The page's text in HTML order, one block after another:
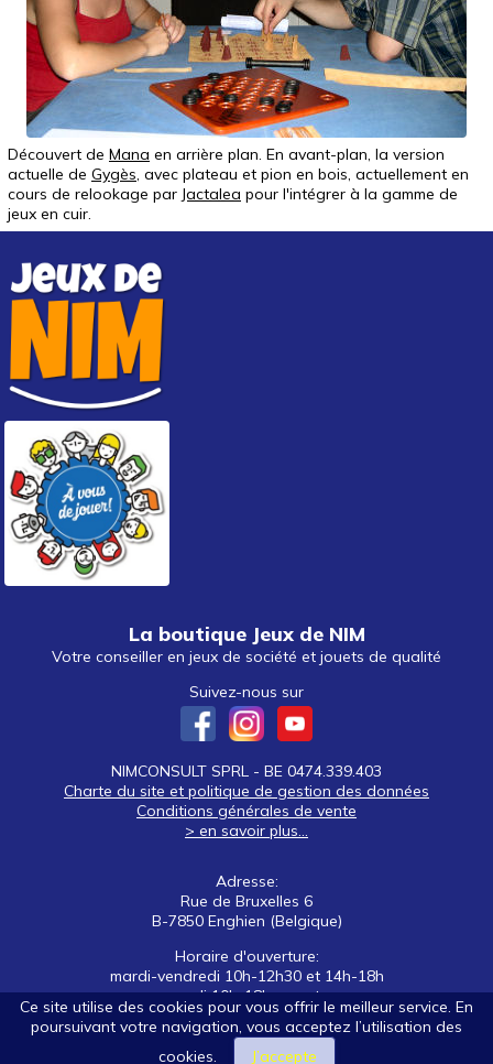
Découvert de Mana en arrière plan. En avant-plan, la version
actuelle de Gygès, avec plateau et pion en bois, actuellement en
cours de relookage par Jactalea pour l'intégrer à la gamme de
jeux en cuir.
La boutique Jeux de NIM
Votre conseiller en jeux de société et jouets de qualité
Suivez-nous sur
NIMCONSULT SPRL - BE 0474.339.403
Charte du site et politique de gestion des données
Conditions générales de vente
> en savoir plus...
Adresse:
Rue de Bruxelles 6
B-7850 Enghien (Belgique)
Horaire d'ouverture:
mardi-vendredi 10h-12h30 et 14h-18h
samedi 10h-18h non stop
Tél: +32 (0)2 395 92 88
E-mail:nim@jeuxdenim.be
Ce site utilise des cookies pour vous offrir le meilleur service. En
poursuivant votre navigation, vous acceptez l’utilisation des
cookies.
J’accepte